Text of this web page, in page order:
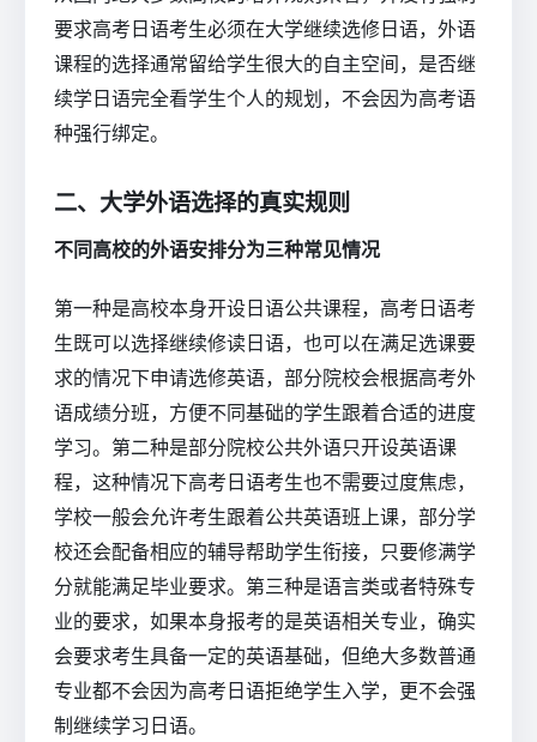
要求高考日语考生必须在大学继续选修日语，外语
课程的选择通常留给学生很大的自主空间，是否继
续学日语完全看学生个人的规划，不会因为高考语
种强行绑定。
二、大学外语选择的真实规则
不同高校的外语安排分为三种常见情况
第一种是高校本身开设日语公共课程，高考日语考
生既可以选择继续修读日语，也可以在满足选课要
求的情况下申请选修英语，部分院校会根据高考外
语成绩分班，方便不同基础的学生跟着合适的进度
学习。第二种是部分院校公共外语只开设英语课
程，这种情况下高考日语考生也不需要过度焦虑，
学校一般会允许考生跟着公共英语班上课，部分学
校还会配备相应的辅导帮助学生衔接，只要修满学
分就能满足毕业要求。第三种是语言类或者特殊专
业的要求，如果本身报考的是英语相关专业，确实
会要求考生具备一定的英语基础，但绝大多数普通
专业都不会因为高考日语拒绝学生入学，更不会强
制继续学习日语。